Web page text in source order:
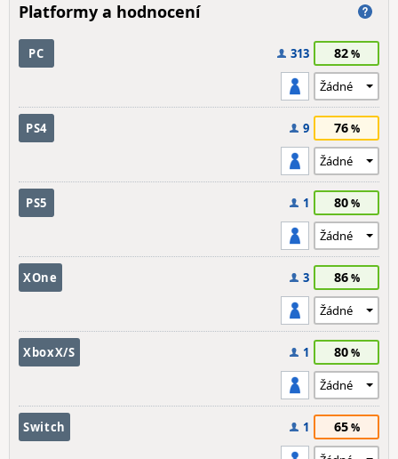
Platformy a hodnocení
PC 313 82
PS4 9 76
PS5 1 80
XOne 3 86
XboxX/S 1 80
Switch 1 65